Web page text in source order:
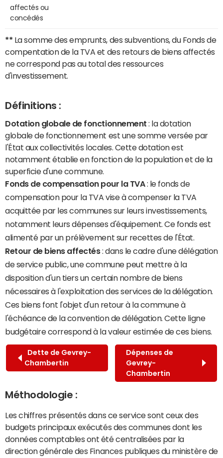
affectés ou
concédés
** La somme des emprunts, des subventions, du Fonds de
compentation de la TVA et des retours de biens affectés
ne correspond pas au total des ressources
d'investissement.
Définitions :
Dotation globale de fonctionnement : la dotation
globale de fonctionnement est une somme versée par
l'État aux collectivités locales. Cette dotation est
notamment établie en fonction de la population et de la
superficie d'une commune.
Fonds de compensation pour la TVA: le fonds de
compensation pour la TVA vise à compenser la TVA
acquittée par les communes sur leurs investissements,
notamment leurs dépenses d'équipement. Ce fonds est
alimenté par un prélèvement sur recettes de l'État.
Retour de biens affectés: dans le cadre d'une délégation
de service public, une commune peut mettre à la
disposition d'un tiers un certain nombre de biens
nécessaires à l'exploitation des services de la délégation.
Ces biens font l'objet d'un retour à la commune à
l'échéance de la convention de délégation. Cette ligne
budgétaire correspond à la valeur estimée de ces biens.
Dette de Gevrey-
Chambertin
Dépenses de
Gevrey-
Chambertin
Méthodologie :
Les chiffres présentés dans ce service sont ceux des
budgets principaux exécutés des communes dont les
données comptables ont été centralisées par la
direction générale des Finances publiques du ministère de